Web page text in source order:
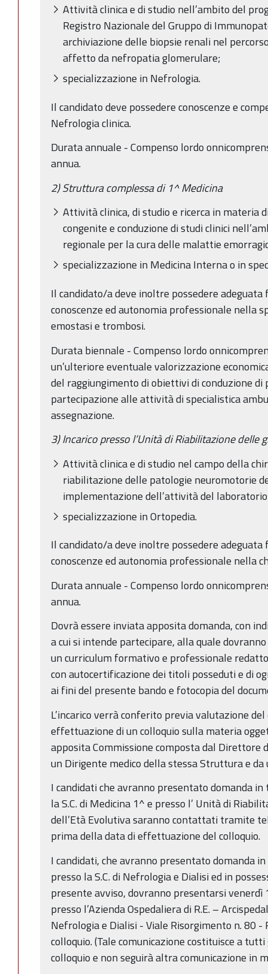
Attività clinica e di studio nell’ambito del
Registro Nazionale del Gruppo di
archiviazione delle biopsie renali nel
affetto da nefropatia glomerulare;
specializzazione in Nefrologia.
Il candidato deve possedere conoscenze e
Nefrologia clinica.
Durata annuale - Compenso lordo
annua.
2) Struttura complessa di 1^ Medicina
Attività clinica, di studio e ricerca in materia
congenite e conduzione di studi clinici
regionale per la cura delle malattie
specializzazione in Medicina Interna o in
Il candidato/a deve inoltre possedere
conoscenze ed autonomia professionale nella
emostasi e trombosi.
Durata biennale - Compenso lordo
un’ulteriore eventuale valorizzazione
del raggiungimento di obiettivi di conduzione di
partecipazione alle attività di specialistica
assegnazione.
3) Incarico presso l’Unità di Riabilitazione delle
Attività clinica e di studio nel campo della
riabilitazione delle patologie neuromotorie
implementazione dell’attività del
specializzazione in Ortopedia.
Il candidato/a deve inoltre possedere
conoscenze ed autonomia professionale nella
Durata annuale - Compenso lordo
annua.
Dovrà essere inviata apposita domanda, con
a cui si intende partecipare, alla quale
un curriculum formativo e professionale
con autocertificazione dei titoli posseduti e di
ai fini del presente bando e fotocopia del
L’incarico verrà conferito previa valutazione
effettuazione di un colloquio sulla materia
apposita Commissione composta dal
un Dirigente medico della stessa Struttura e da
I candidati che avranno presentato domanda
la S.C. di Medicina 1^ e presso l’ Unità di
dell’Età Evolutiva saranno contattati tramite
prima della data di effettuazione del colloquio.
I candidati, che avranno presentato domanda
presso la S.C. di Nefrologia e Dialisi ed in
presente avviso, dovranno presentarsi
presso l’Azienda Ospedaliera di R.E. –
Nefrologia e Dialisi - Viale Risorgimento n. 80 -
colloquio. (Tale comunicazione costituisce a
colloquio e non seguirà altra comunicazione in